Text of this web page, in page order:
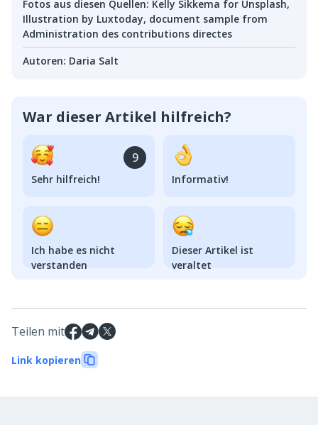
Fotos aus diesen Quellen: Kelly Sikkema for Unsplash,
Illustration by Luxtoday, document sample from
Administration des contributions directes
Autoren: Daria Salt
War dieser Artikel hilfreich?
9
Sehr hilfreich! Informativ!
Ich habe es nicht
verstanden
Dieser Artikel ist
veraltet
Teilen mit
Link kopieren